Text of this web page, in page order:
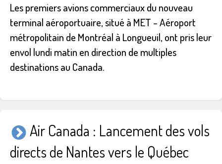
Les premiers avions commerciaux du nouveau
terminal aéroportuaire, situé à MET - Aéroport
métropolitain de Montréal à Longueuil, ont pris leur
envol lundi matin en direction de multiples
destinations au Canada.
Air Canada : Lancement des vols
directs de Nantes vers le Québec